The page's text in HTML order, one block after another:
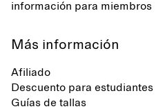
información para miembros
Más información
Afiliado
Descuento para estudiantes
Guías de tallas